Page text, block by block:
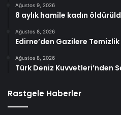
Ağustos 9, 2026
8 aylık hamile kadın
Ağustos 8, 2026
Edirne’den Gazilere
Ağustos 8, 2026
Türk Deniz Kuvvetleri’nden
Rastgele Haberler